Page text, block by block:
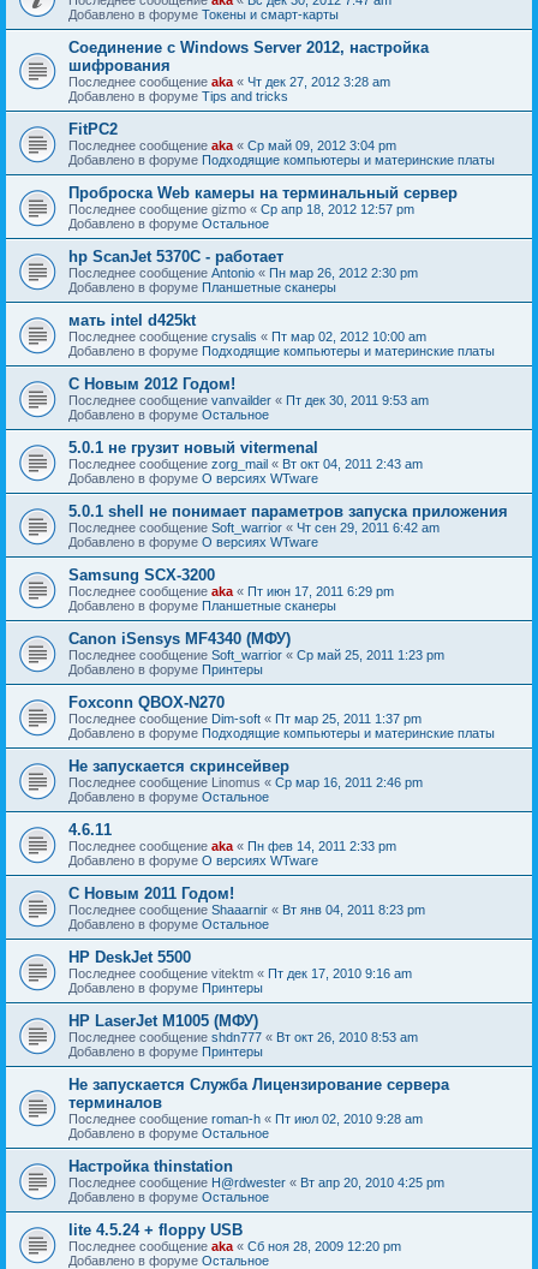
Добавлено в форуме Токены и смарт-карты
Соединение с Windows Server 2012, настройка
шифрования
Последнее сообщение aka « Чт дек 27, 2012 3:28 am
Добавлено в форуме Tips and tricks
FitPC2
Последнее сообщение aka « Ср май 09, 2012 3:04 pm
Добавлено в форуме Подходящие компьютеры и материнские платы
Проброска Web камеры на терминальный сервер
Последнее сообщение gizmo « Ср апр 18, 2012 12:57 pm
Добавлено в форуме Остальное
hp ScanJet 5370С - работает
Последнее сообщение Antonio « Пн мар 26, 2012 2:30 pm
Добавлено в форуме Планшетные сканеры
мать intel d425kt
Последнее сообщение crysalis « Пт мар 02, 2012 10:00 am
Добавлено в форуме Подходящие компьютеры и материнские платы
С Новым 2012 Годом!
Последнее сообщение vanvailder « Пт дек 30, 2011 9:53 am
Добавлено в форуме Остальное
5.0.1 не грузит новый vitermenal
Последнее сообщение zorg_mail « Вт окт 04, 2011 2:43 am
Добавлено в форуме О версиях WTware
5.0.1 shell не понимает параметров запуска приложения
Последнее сообщение Soft_warrior « Чт сен 29, 2011 6:42 am
Добавлено в форуме О версиях WTware
Samsung SCX-3200
Последнее сообщение aka « Пт июн 17, 2011 6:29 pm
Добавлено в форуме Планшетные сканеры
Canon iSensys MF4340 (МФУ)
Последнее сообщение Soft_warrior « Ср май 25, 2011 1:23 pm
Добавлено в форуме Принтеры
Foxconn QBOX-N270
Последнее сообщение Dim-soft « Пт мар 25, 2011 1:37 pm
Добавлено в форуме Подходящие компьютеры и материнские платы
Не запускается скринсейвер
Последнее сообщение Linomus « Ср мар 16, 2011 2:46 pm
Добавлено в форуме Остальное
4.6.11
Последнее сообщение aka « Пн фев 14, 2011 2:33 pm
Добавлено в форуме О версиях WTware
С Новым 2011 Годом!
Последнее сообщение Shaaarnir « Вт янв 04, 2011 8:23 pm
Добавлено в форуме Остальное
HP DeskJet 5500
Последнее сообщение vitektm « Пт дек 17, 2010 9:16 am
Добавлено в форуме Принтеры
HP LaserJet M1005 (МФУ)
Последнее сообщение shdn777 « Вт окт 26, 2010 8:53 am
Добавлено в форуме Принтеры
Не запускается Служба Лицензирование сервера
терминалов
Последнее сообщение roman-h « Пт июл 02, 2010 9:28 am
Добавлено в форуме Остальное
Настройка thinstation
Последнее сообщение H@rdwester « Вт апр 20, 2010 4:25 pm
Добавлено в форуме Остальное
lite 4.5.24 + floppy USB
Последнее сообщение aka « Сб ноя 28, 2009 12:20 pm
Добавлено в форуме Остальное